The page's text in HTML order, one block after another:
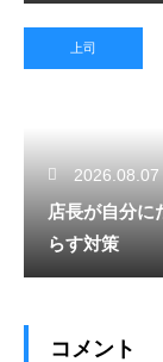
上司
2026.08.07
店長が自分に
らす対策
コメント